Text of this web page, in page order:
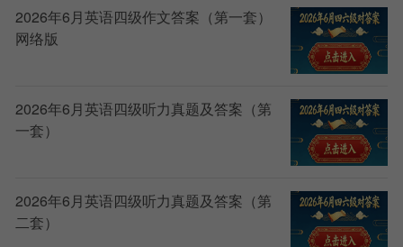
2026年6月英语四级作文答案（第一套）
网络版
2026年6月英语四级听力真题及答案（第
一套）
2026年6月英语四级听力真题及答案（第
二套）